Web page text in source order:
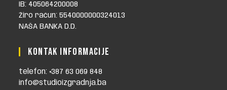
IB: 405064200008
Žiro račun: 5540000000324013
NAŠA BANKA D.D.
KONTAK INFORMACIJE
telefon: +387 63 069 848
info@studioizgradnja.ba